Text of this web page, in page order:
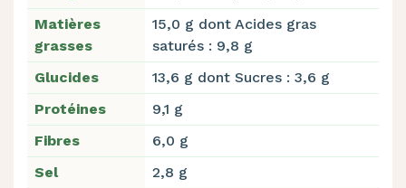
Matières
grasses
15,0 g dont Acides gras
saturés : 9,8 g
Glucides
13,6 g dont Sucres : 3,6 g
Protéines
9,1 g
Fibres
6,0 g
Sel
2,8 g